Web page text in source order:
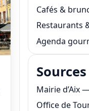
Cafés &
Restaurants
Agenda
Mairie d’Aix
Office de